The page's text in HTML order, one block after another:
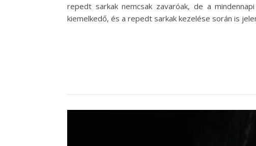
repedt sarkak nemcsak zavaróak, de a
kiemelkedő, és a repedt sarkak kezelése során is